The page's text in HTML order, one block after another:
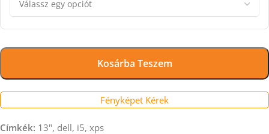
Kosárba Teszem
Fényképet Kérek
Címkék: 13", dell, i5, xps